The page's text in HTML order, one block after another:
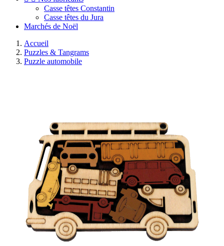
Casse têtes Constantin
Casse têtes du Jura
Marchés de Noël
Accueil
Puzzles & Tangrams
Puzzle automobile